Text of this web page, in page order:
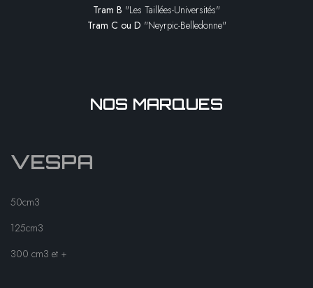
Tram B "Les Taillées-Universités"
Tram C ou D "Neyrpic-Belledonne"
NOS MARQUES
VESPA
50cm3
125cm3
300 cm3 et +